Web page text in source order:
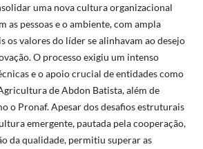
uma nova cultura organizacional
as pessoas e o ambiente, com ampla
os valores do líder se alinhavam ao desejo
O processo exigiu um intenso
e o apoio crucial de entidades como
de Abdon Batista, além de
o Pronaf. Apesar dos desafios estruturais
emergente, pautada pela cooperação,
da qualidade, permitiu superar as